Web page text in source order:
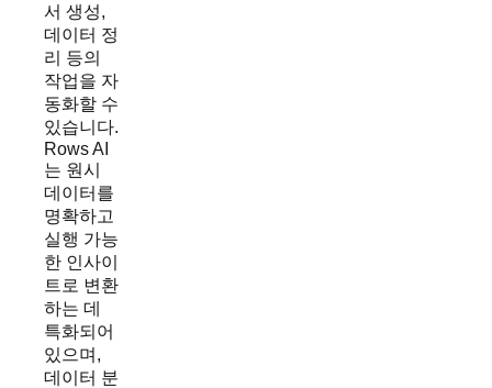
서 생성,
데이터 정
리 등의
작업을 자
동화할 수
있습니다.
Rows AI
는 원시
데이터를
명확하고
실행 가능
한 인사이
트로 변환
하는 데
특화되어
있으며,
데이터 분